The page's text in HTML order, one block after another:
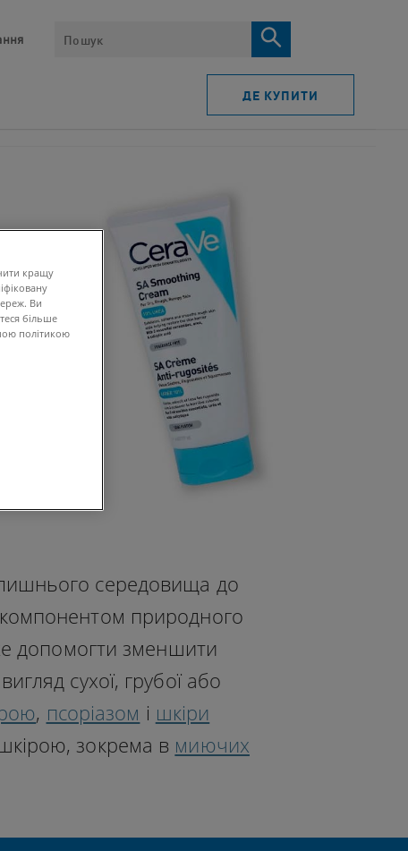
ПОШУК​
ДЕ КУПИТИ
середовища до
природного
допомогти зменшити
сухої, грубої або
, псоріазом і шкіри
зокрема в миючих
кращу
Ви
більше
політикою